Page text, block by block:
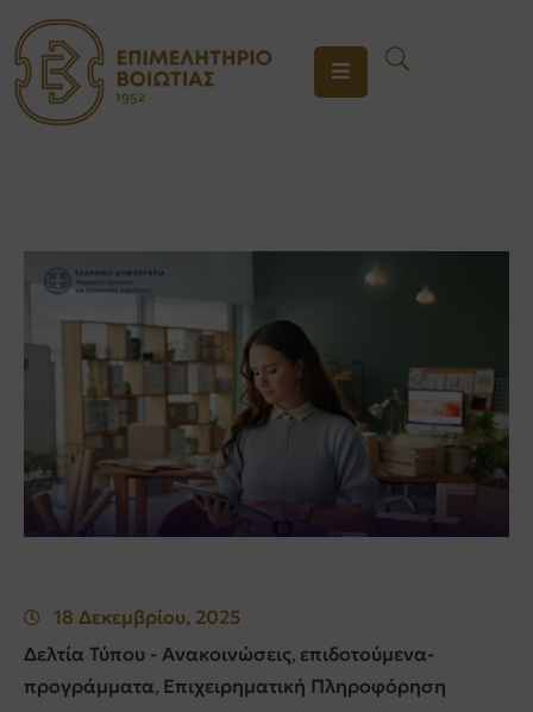
ΤΟ
ΕΠΙΜΕΛΗΤΗΡΙΟ
ΕΠΙΚΟΙΝΩΝΙΑ
18 Δεκεμβρίου, 2025
Δελτία Τύπου - Ανακοινώσεις‚ επιδοτούμενα-
προγράμματα‚ Επιχειρηματική Πληροφόρηση